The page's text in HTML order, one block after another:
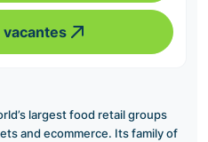
vacantes
largest food retail groups
and ecommerce. Its family of